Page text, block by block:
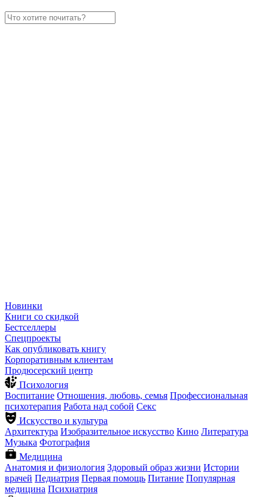
Новинки
Книги со скидкой
Бестселлеры
Спецпроекты
Как опубликовать книгу
Корпоративным клиентам
Продюсерский центр
Психология
Воспитание Отношения, любовь, семья Профессиональная
психотерапия Работа над собой Секс
Искусство и культура
Архитектура Изобразительное искусство Кино Литература
Музыка Фотография
Медицина
Анатомия и физиология Здоровый образ жизни Истории
врачей Педиатрия Первая помощь Питание Популярная
медицина Психиатрия